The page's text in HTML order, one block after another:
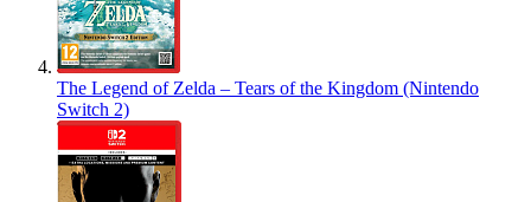
The Legend of Zelda – Tears of the Kingdom (Nintendo
Switch 2)